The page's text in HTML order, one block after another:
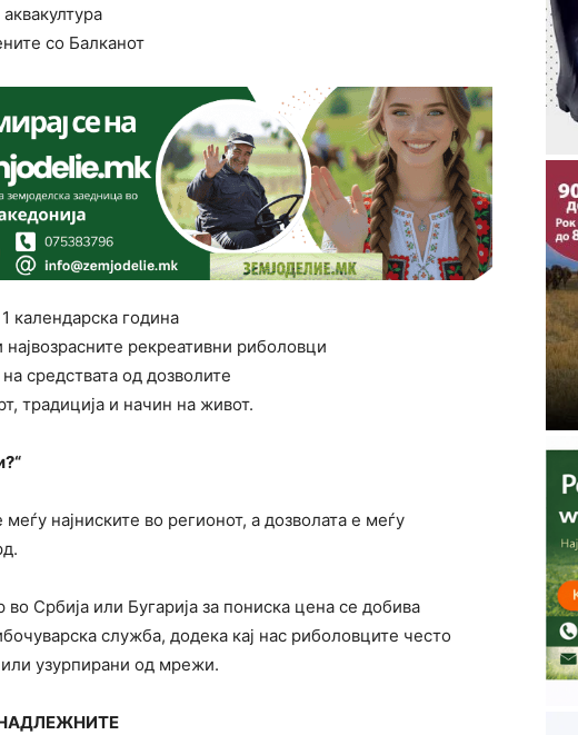
со Балканот
календарска година
рекреативни риболовци
средствата од дозволите
традиција и начин на живот.
најниските во регионот, а дозволата е меѓу
Србија или Бугарија за пониска цена се добива
служба, додека кај нас риболовците често
узурпирани од мрежи.